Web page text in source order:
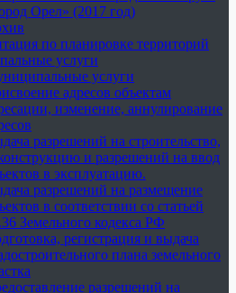
Орел» (2017 год)
по планировке территорий
услуги
услуги
адресов объектам
изменение, аннулирование
разрешений на строительство,
и разрешений на ввод
в эксплуатацию.
разрешений на размещение
в соответствии со статьей
Земельного кодекса РФ
регистрация и выдача
плана земельного
разрешений на